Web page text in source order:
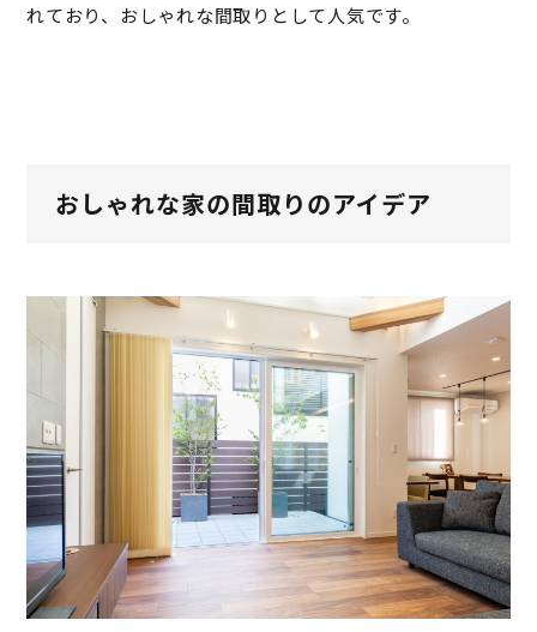
れており、おしゃれな間取りとして人気です。
おしゃれな家の間取りのアイデア